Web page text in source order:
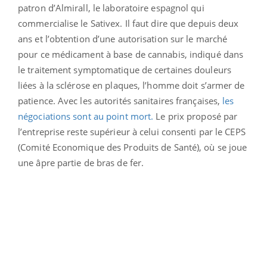
patron d’Almirall, le laboratoire espagnol qui
commercialise le Sativex. Il faut dire que depuis deux
ans et l’obtention d’une autorisation sur le marché
pour ce médicament à base de cannabis, indiqué dans
le traitement symptomatique de certaines douleurs
liées à la sclérose en plaques, l’homme doit s’armer de
patience. Avec les autorités sanitaires françaises, les
négociations sont au point mort. Le prix proposé par
l’entreprise reste supérieur à celui consenti par le CEPS
(Comité Economique des Produits de Santé), où se joue
une âpre partie de bras de fer.